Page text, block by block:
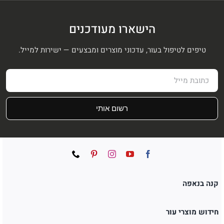
הישארו מעודכנים
טיפים לטיפול בעור, עדכוני מוצרים ומבצעים — ישירות למייל.
רשום אותי
קנה בנאפה
חידוש מוצרי עור